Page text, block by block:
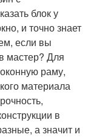
блок у
и точно знает
если вы
мастер? Для
раму,
материала
в
а значит и